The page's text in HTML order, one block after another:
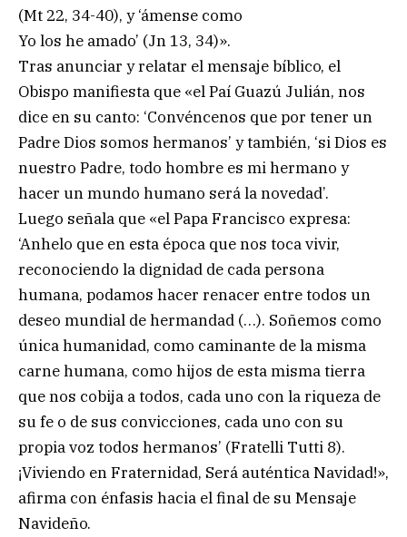
(Mt 22, 34-40), y ‘ámense como
Yo los he amado’ (Jn 13, 34)».
Tras anunciar y relatar el mensaje bíblico, el
Obispo manifiesta que «el Paí Guazú Julián, nos
dice en su canto: ‘Convéncenos que por tener un
Padre Dios somos hermanos’ y también, ‘si Dios es
nuestro Padre, todo hombre es mi hermano y
hacer un mundo humano será la novedad’.
Luego señala que «el Papa Francisco expresa:
‘Anhelo que en esta época que nos toca vivir,
reconociendo la dignidad de cada persona
humana, podamos hacer renacer entre todos un
deseo mundial de hermandad (…). Soñemos como
única humanidad, como caminante de la misma
carne humana, como hijos de esta misma tierra
que nos cobija a todos, cada uno con la riqueza de
su fe o de sus convicciones, cada uno con su
propia voz todos hermanos’ (Fratelli Tutti 8).
¡Viviendo en Fraternidad, Será auténtica Navidad!»,
afirma con énfasis hacia el final de su Mensaje
Navideño.